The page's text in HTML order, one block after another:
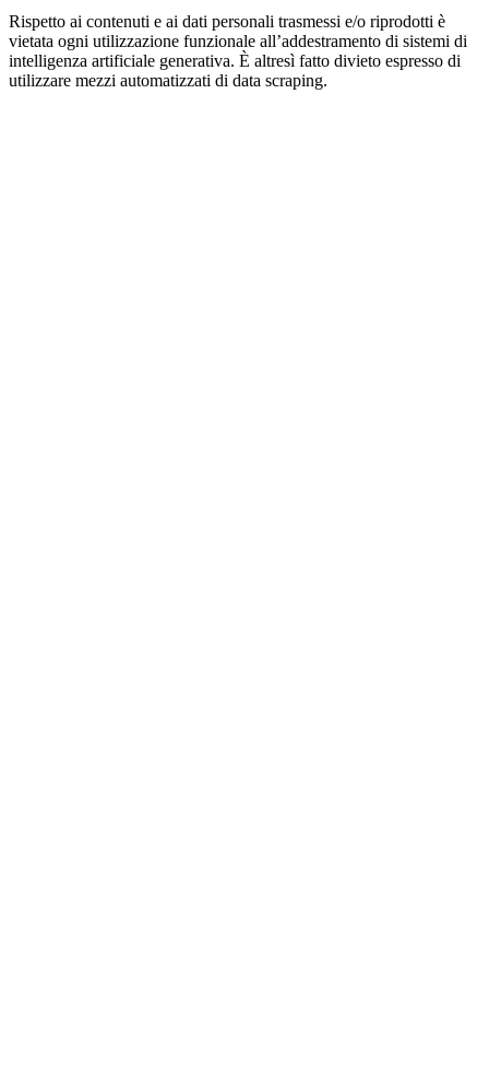
Rispetto ai contenuti e ai dati personali trasmessi e/o riprodotti è
vietata ogni utilizzazione funzionale all’addestramento di sistemi di
intelligenza artificiale generativa. È altresì fatto divieto espresso di
utilizzare mezzi automatizzati di data scraping.